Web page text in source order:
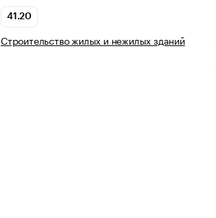
41.20
Строительство жилых и нежилых зданий